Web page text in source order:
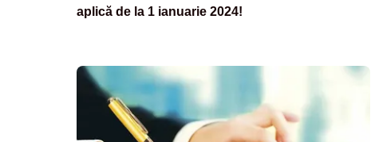
aplică de la 1 ianuarie 2024!